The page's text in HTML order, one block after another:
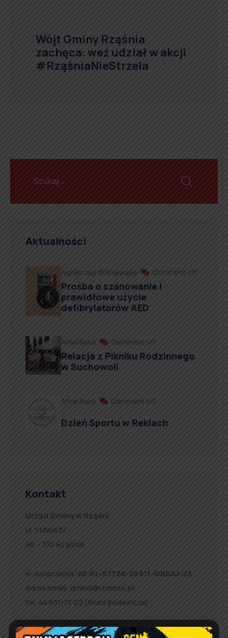
Wójt Gminy Rząśnia
zachęca: weź udział w akcji
#RząśniaNieStrzela
Aktualności
Agnieszka Wiśniewska Comment off
Prośba o szanowanie i
prawidłowe użycie
defibrylatorów AED
Artur Ruka Comment off
Relacja z Pikniku Rodzinnego
w Suchowoli
Artur Ruka Comment off
Dzień Sportu w Reklach
Kontakt
Urząd Gminy w Rząśni
ul. 1 Maja 37
98 – 332 Rząśnia
e-doręczenia: AE:PL-57726-56911-GBSAJ-23
adres email: gmina@rzasnia.pl
tel. 44 631-71-22 (biuro podawcze)
Godziny otwarcia Urzędu: